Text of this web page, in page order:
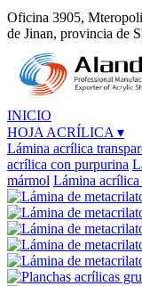
Oficina 3905,
de Jinan, provincia de
INICIO
HOJA ACRÍLICA ▾
Lámina acrílica
acrílica con purpurina
mármol Lámina acrílica